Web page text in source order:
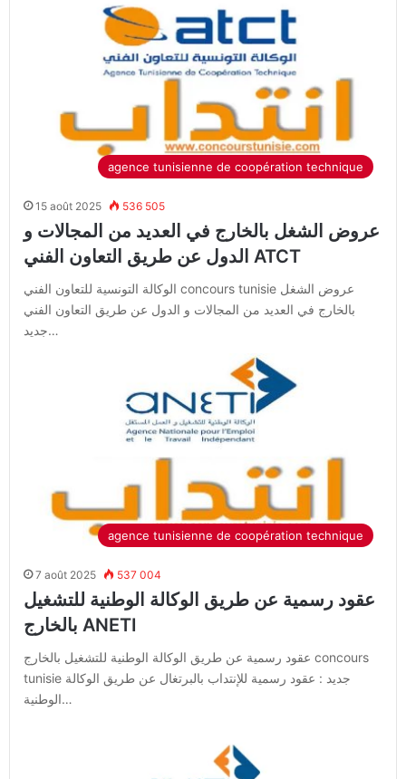
agence tunisienne de coopération technique
15 août 2025 536 505
عروض الشغل بالخارج في العديد من المجالات و
الدول عن طريق التعاون الفني ATCT
الوكالة التونسية للتعاون الفني concours tunisie عروض الشغل
بالخارج في العديد من المجالات و الدول عن طريق التعاون الفني
جديد…
agence tunisienne de coopération technique
7 août 2025 537 004
عقود رسمية عن طريق الوكالة الوطنية للتشغيل
بالخارج ANETI
عقود رسمية عن طريق الوكالة الوطنية للتشغيل بالخارج concours
tunisie جديد : عقود رسمية للإنتداب بالبرتغال عن طريق الوكالة
الوطنية…